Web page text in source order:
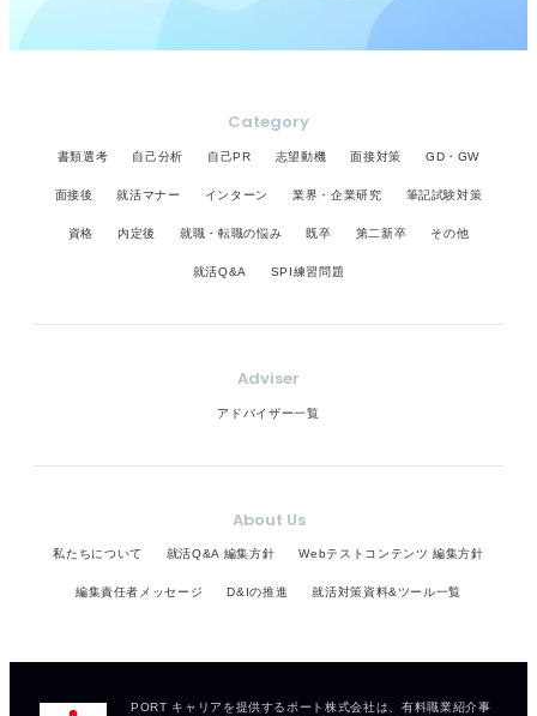
Category
書類選考 自己分析 自己PR 志望動機 面接対策 GD・GW
面接後 就活マナー インターン 業界・企業研究 筆記試験対策
資格 内定後 就職・転職の悩み 既卒 第二新卒 その他
就活Q&A SPI練習問題
Adviser
アドバイザー一覧
About Us
私たちについて 就活Q&A 編集方針 Webテストコンテンツ 編集方針
編集責任者メッセージ D&Iの推進 就活対策資料&ツール一覧